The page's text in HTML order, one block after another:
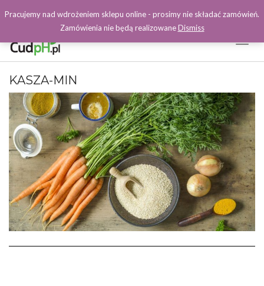
Facebook
KASZA-MIN
Pracujemy nad wdrożeniem sklepu online - prosimy nie składać zamówień.
Zamówienia nie będą realizowaneDismiss